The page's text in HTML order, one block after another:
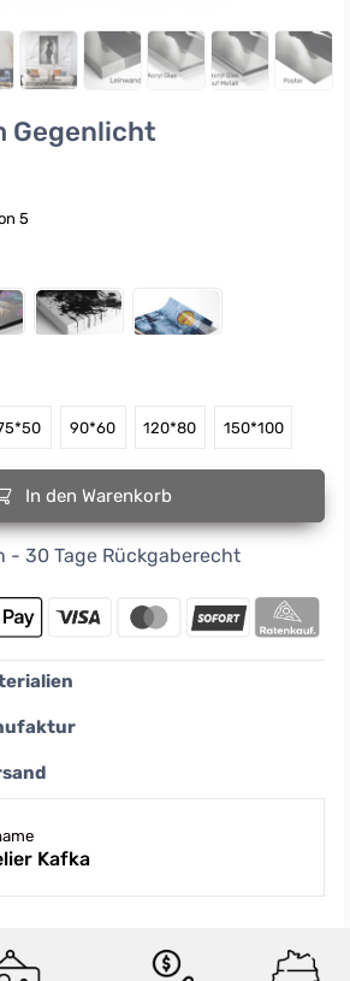
Gegenlicht
5
90*60 120*80 150*100
In den Warenkorb
- 30 Tage Rückgaberecht
Kafka